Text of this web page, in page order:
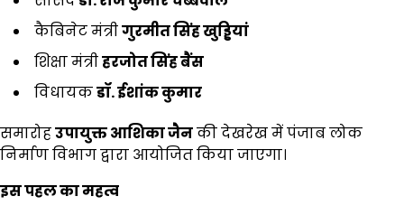
कैबिनेट मंत्रीगुरमीत सिंह खुड्डियां
शिक्षा मंत्रीहरजोत सिंह बैंस
विधायकडॉ. ईशांक कुमार
समारोहउपायुक्त आशिका जैनकी देखरेख में पंजाब लोक
निर्माण विभाग द्वारा आयोजित किया जाएगा।
इस पहल का महत्व